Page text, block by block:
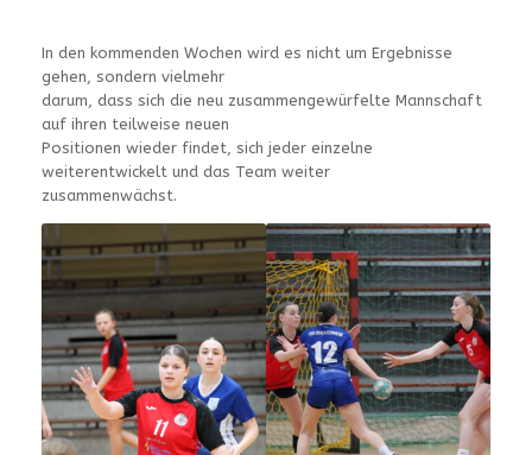
In den kommenden Wochen wird es nicht um Ergebnisse
gehen, sondern vielmehr
darum, dass sich die neu zusammengewürfelte Mannschaft
auf ihren teilweise neuen
Positionen wieder findet, sich jeder einzelne
weiterentwickelt und das Team weiter
zusammenwächst.